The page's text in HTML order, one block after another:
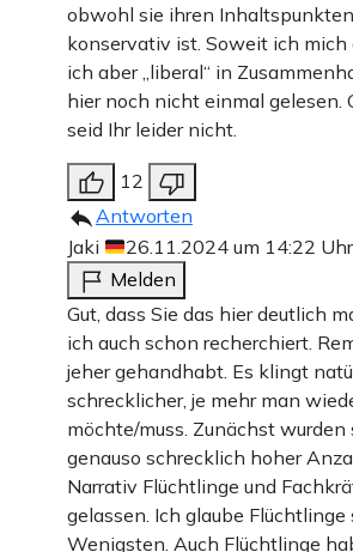
obwohl sie ihren
konservativ ist. Soweit ich mich
ich aber „liberal“ in
hier noch nicht einmal gelesen.
seid Ihr leider nicht.
12
Antworten
Jaki
26.11.2024 um 14:22
Melden
Gut, dass Sie das hier deutlich
ich auch schon recherchiert.
jeher gehandhabt. Es klingt
schrecklicher, je mehr man
möchte/muss. Zunächst wurden
genauso schrecklich hoher
Narrativ Flüchtlinge und
gelassen. Ich glaube Flüchtlinge
Wenigsten. Auch Flüchtlinge